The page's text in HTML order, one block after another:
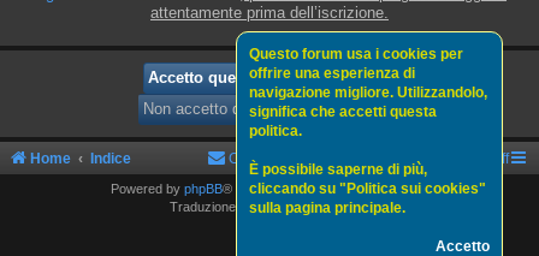
attentamente prima dell’iscrizione.
Questo forum usa i cookies per
offrire una esperienza di
navigazione migliore. Utilizzandolo,
significa che accetti questa
politica.
È possibile saperne di più,
cliccando su "Politica sui cookies"
sulla pagina principale.
Accetto
Home Indice Staff
Politica sui cookies
Contattaci
Powered by phpBB® Forum Software © phpBB Limited
Traduzione Italiana phpBBItalia.net